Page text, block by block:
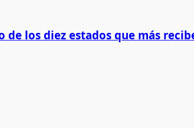
los diez estados que más